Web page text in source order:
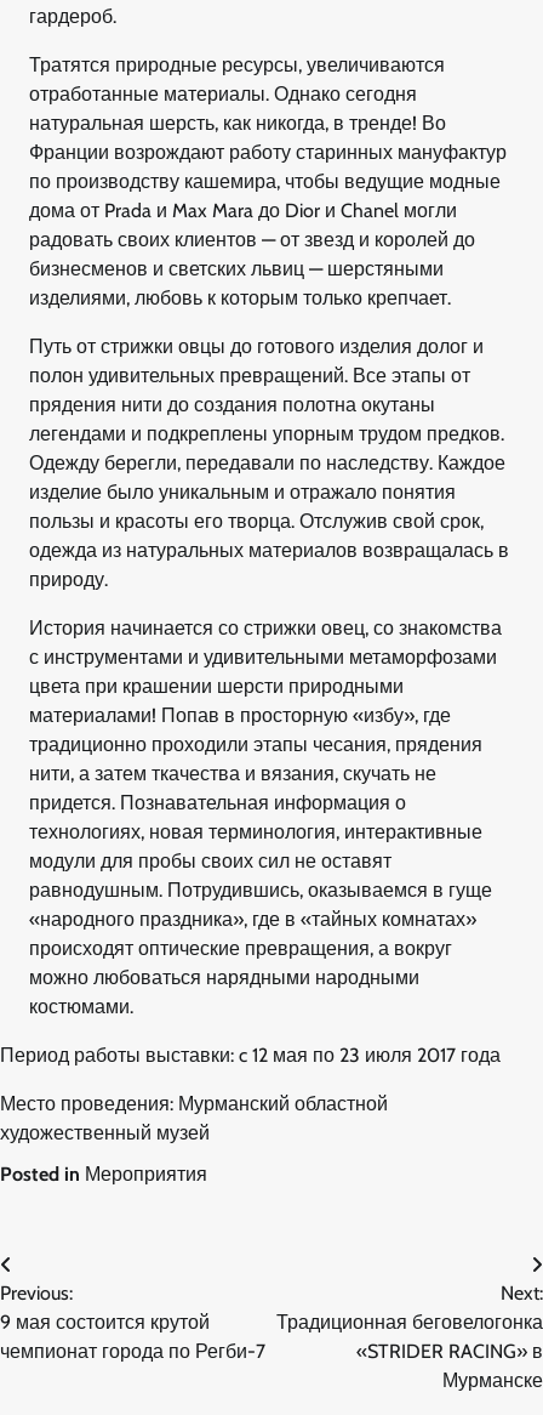
гардероб.
Тратятся природные ресурсы, увеличиваются
отработанные материалы. Однако сегодня
натуральная шерсть, как никогда, в тренде! Во
Франции возрождают работу старинных мануфактур
по производству кашемира, чтобы ведущие модные
дома от Prada и Max Mara до Dior и Chanel могли
радовать своих клиентов — от звезд и королей до
бизнесменов и светских львиц — шерстяными
изделиями, любовь к которым только крепчает.
Путь от стрижки овцы до готового изделия долог и
полон удивительных превращений. Все этапы от
прядения нити до создания полотна окутаны
легендами и подкреплены упорным трудом предков.
Одежду берегли, передавали по наследству. Каждое
изделие было уникальным и отражало понятия
пользы и красоты его творца. Отслужив свой срок,
одежда из натуральных материалов возвращалась в
природу.
История начинается со стрижки овец, со знакомства
с инструментами и удивительными метаморфозами
цвета при крашении шерсти природными
материалами! Попав в просторную «избу», где
традиционно проходили этапы чесания, прядения
нити, а затем ткачества и вязания, скучать не
придется. Познавательная информация о
технологиях, новая терминология, интерактивные
модули для пробы своих сил не оставят
равнодушным. Потрудившись, оказываемся в гуще
«народного праздника», где в «тайных комнатах»
происходят оптические превращения, а вокруг
можно любоваться нарядными народными
костюмами.
Период работы выставки: c 12 мая по 23 июля 2017 года
Место проведения: Мурманский областной
художественный музей
Posted in Мероприятия
Навигация
по
записям
Previous:
9 мая состоится крутой
чемпионат города по Регби-7
Next:
Традиционная беговелогонка
«STRIDER RACING» в
Мурманске